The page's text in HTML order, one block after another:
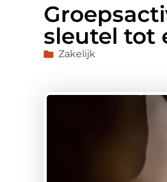
sleutel tot
Zakelijk